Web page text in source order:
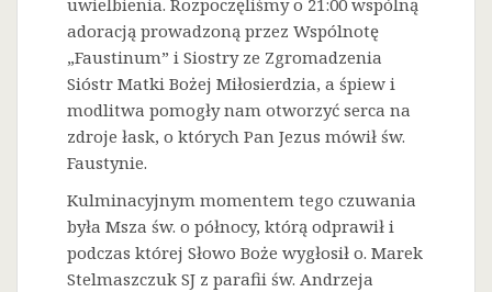
uwielbienia. Rozpoczęliśmy o 21:00 wspólną
adoracją prowadzoną przez Wspólnotę
„Faustinum” i Siostry ze Zgromadzenia
Sióstr Matki Bożej Miłosierdzia, a śpiew i
modlitwa pomogły nam otworzyć serca na
zdroje łask, o których Pan Jezus mówił św.
Faustynie.
Kulminacyjnym momentem tego czuwania
była Msza św. o północy, którą odprawił i
podczas której Słowo Boże wygłosił o. Marek
Stelmaszczuk SJ z parafii św. Andrzeja